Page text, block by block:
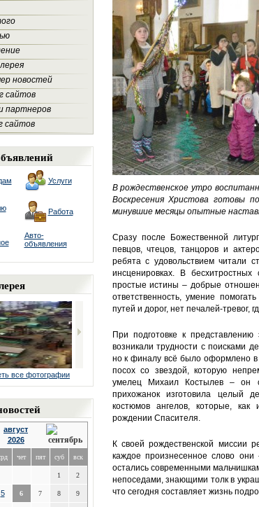
новостей
сайтов
партнеров
сайтов
Услуги
Работа
Авто-
объявления
все фотографии
август
2026
чет пят суб вск
1 2
5 6 7 8 9
В рождественское утро
Воскресения Христова готовы
минувшие месяцы опытные
Сразу после Божественной
певцов, чтецов, танцоров и
ребята с удовольствием читали
инсценировках. В
простые истины – добрые
ответственность, умение
путей и дорог, нет печалей-тревог,
При подготовке к
возникали трудности с поисками
но к финалу всё было оформлено
посох со звездой, которую
умелец Михаил Костылев – он
прихожанок изготовила целый
костюмов ангелов, которые,
рождении Спасителя.
К своей рождественской миссии
каждое произнесенное слово
остались современными
непоседами, знающими толк в
что сегодня составляет жизнь